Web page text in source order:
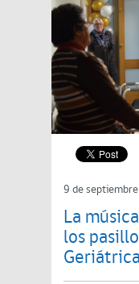
9 de
La
los